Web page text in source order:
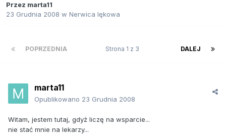
Przez marta11
23 Grudnia 2008 w Nerwica lękowa
POPRZEDNIA DALEJ
Strona 1 z 3
marta11
Opublikowano 23 Grudnia 2008
Witam, jestem tutaj, gdyż liczę na wsparcie...
nie stać mnie na lekarzy...